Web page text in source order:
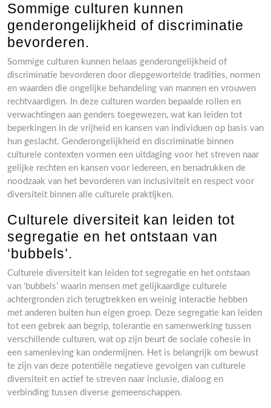
Sommige culturen kunnen
genderongelijkheid of discriminatie
bevorderen.
Sommige culturen kunnen helaas genderongelijkheid of
discriminatie bevorderen door diepgewortelde tradities, normen
en waarden die ongelijke behandeling van mannen en vrouwen
rechtvaardigen. In deze culturen worden bepaalde rollen en
verwachtingen aan genders toegewezen, wat kan leiden tot
beperkingen in de vrijheid en kansen van individuen op basis van
hun geslacht. Genderongelijkheid en discriminatie binnen
culturele contexten vormen een uitdaging voor het streven naar
gelijke rechten en kansen voor iedereen, en benadrukken de
noodzaak van het bevorderen van inclusiviteit en respect voor
diversiteit binnen alle culturele praktijken.
Culturele diversiteit kan leiden tot
segregatie en het ontstaan van
‘bubbels’.
Culturele diversiteit kan leiden tot segregatie en het ontstaan
van ‘bubbels’ waarin mensen met gelijkaardige culturele
achtergronden zich terugtrekken en weinig interactie hebben
met anderen buiten hun eigen groep. Deze segregatie kan leiden
tot een gebrek aan begrip, tolerantie en samenwerking tussen
verschillende culturen, wat op zijn beurt de sociale cohesie in
een samenleving kan ondermijnen. Het is belangrijk om bewust
te zijn van deze potentiële negatieve gevolgen van culturele
diversiteit en actief te streven naar inclusie, dialoog en
verbinding tussen diverse gemeenschappen.